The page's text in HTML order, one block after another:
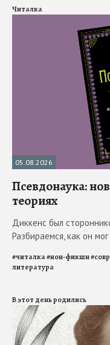
Читалка
05.08.2026
Псевдонаука:
теориях
Диккенс был
Разбираемся, как он
#читалка#нон-фикшн#
литература
В этот день родились